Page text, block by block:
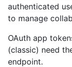
authenticated
to manage
OAuth app
(classic) need
endpoint.